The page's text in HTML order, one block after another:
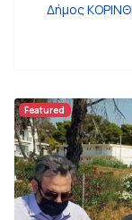
Δήμος
Featured